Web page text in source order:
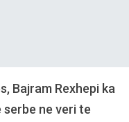
Bajram Rexhepi ka
ne veri te